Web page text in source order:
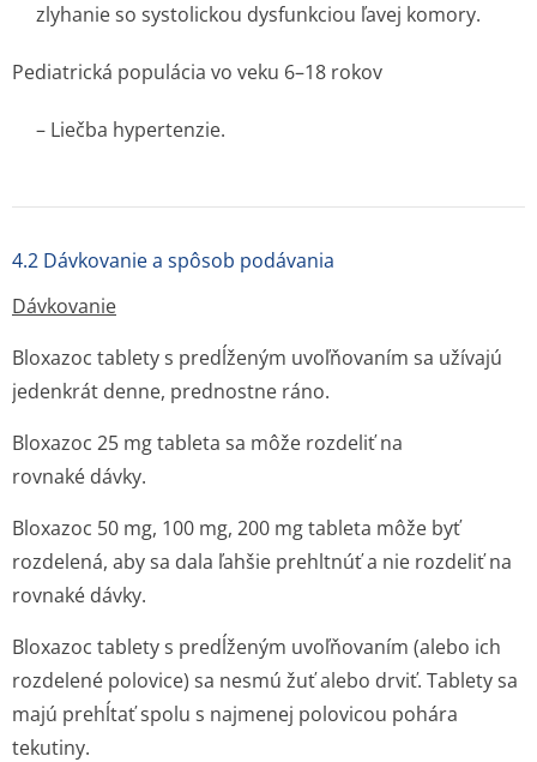
zlyhanie so systolickou dysfunkciou ľavej komory.
Pediatrická populácia vo veku 6–18 rokov
– Liečba hypertenzie.
4.2 Dávkovanie a spôsob podávania
Dávkovanie
Bloxazoc tablety s predĺženým uvoľňovaním sa užívajú
jedenkrát denne, prednostne ráno.
Bloxazoc 25 mg tableta sa môže rozdeliť na
rovnaké dávky.
Bloxazoc 50 mg, 100 mg, 200 mg tableta môže byť
rozdelená, aby sa dala ľahšie prehltnúť a nie rozdeliť na
rovnaké dávky.
Bloxazoc tablety s predĺženým uvoľňovaním (alebo ich
rozdelené polovice) sa nesmú žuť alebo drviť. Tablety sa
majú prehĺtať spolu s najmenej polovicou pohára
tekutiny.